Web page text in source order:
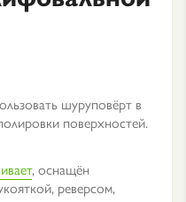
шуруповёрт в
поверхностей.
, оснащён
реверсом,